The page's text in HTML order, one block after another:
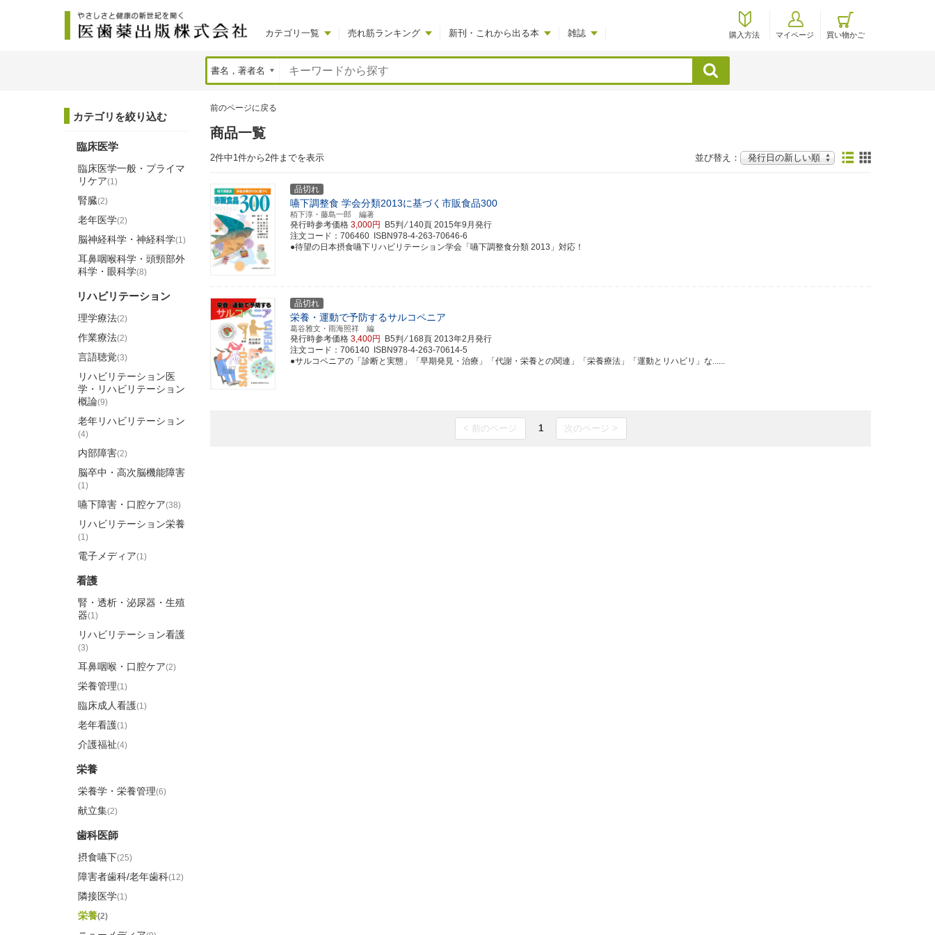
カテゴリ一覧 売れ筋ランキング 新刊・これから出る本 雑誌 購入方法 マイページ 買い物かご
検索
前のページに戻る
商品一覧
2件中1件から2件までを表示 並び替え：
品切れ
嚥下調整食 学会分類2013に基づく市販食品300
栢下淳・藤島一郎 編著
発行時参考価格 3,000円 B5判 ⁄ 140頁 2015年9月発行
注文コード：706460 ISBN978-4-263-70646-6
●待望の日本摂食嚥下リハビリテーション学会「嚥下調整食分類 2013」対応！
品切れ
栄養・運動で予防するサルコペニア
葛谷雅文・雨海照祥 編
発行時参考価格 3,400円 B5判 ⁄ 168頁 2013年2月発行
注文コード：706140 ISBN978-4-263-70614-5
●サルコペニアの「診断と実態」「早期発見・治療」「代謝・栄養との関連」「栄養療法」「運動とリハビリ」な......
< 前のページ 1 次のページ >
カテゴリを絞り込む
臨床医学
臨床医学一般・プライマ
リケア(1)
腎臓(2)
老年医学(2)
脳神経科学・神経科学(1)
耳鼻咽喉科学・頭頸部外
科学・眼科学(8)
リハビリテーション
理学療法(2)
作業療法(2)
言語聴覚(3)
リハビリテーション医
学・リハビリテーション
概論(9)
老年リハビリテーション
(4)
内部障害(2)
脳卒中・高次脳機能障害
(1)
嚥下障害・口腔ケア(38)
リハビリテーション栄養
(1)
電子メディア(1)
看護
腎・透析・泌尿器・生殖
器(1)
リハビリテーション看護
(3)
耳鼻咽喉・口腔ケア(2)
栄養管理(1)
臨床成人看護(1)
老年看護(1)
介護福祉(4)
栄養
栄養学・栄養管理(6)
献立集(2)
歯科医師
摂食嚥下(25)
障害者歯科/老年歯科(12)
隣接医学(1)
栄養(2)